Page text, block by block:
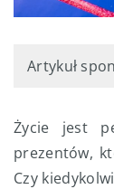
Artykuł
Życie jest
prezentów,
Czy